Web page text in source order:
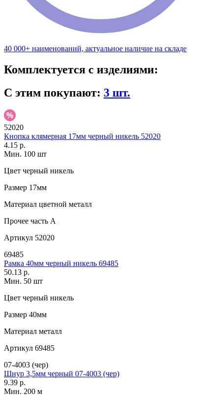
40 000+ наименований, актуальное наличие на складе
Комплектуется с изделиями:
С этим покупают: 3 шт.
52020
Кнопка клямерная 17мм черный никель 52020
4.15 р.
Мин. 100 шт
Цвет черный никель
Размер 17мм
Материал цветной металл
Прочее часть A
Артикул 52020
69485
Рамка 40мм черный никель 69485
50.13 р.
Мин. 50 шт
Цвет черный никель
Размер 40мм
Материал металл
Артикул 69485
07-4003 (чер)
Шнур 3,5мм черный 07-4003 (чер)
9.39 р.
Мин. 200 м